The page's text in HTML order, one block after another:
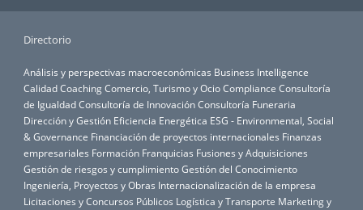
Directorio
Análisis y perspectivas macroeconómicas Business Intelligence
CalidadCoachingComercio, Turismo y OcioCompliance Consultoría
de IgualdadConsultoría de InnovaciónConsultoría Funeraria
Dirección y Gestión Eficiencia Energética ESG - Environmental, Social
& Governance Financiación de proyectos internacionales Finanzas
empresariales Formación Franquicias Fusiones y Adquisiciones
Gestión de riesgos y cumplimientoGestión del Conocimiento
Ingeniería, Proyectos y Obras Internacionalización de la empresa
Licitaciones y Concursos Públicos Logística y Transporte Marketing y